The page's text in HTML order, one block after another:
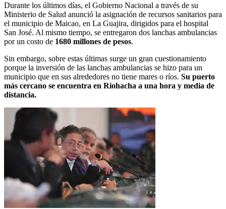
Durante los últimos días, el Gobierno Nacional a través de su
Ministerio de Salud anunció la asignación de recursos sanitarios para
el municipio de Maicao, en La Guajira, dirigidos para el hospital
San José. Al mismo tiempo, se entregaron dos lanchas ambulancias
por un costo de 1680 millones de pesos.
Sin embargo, sobre estas últimas surge un gran cuestionamiento
porque la inversión de las lanchas ambulancias se hizo para un
municipio que en sus alrededores no tiene mares o ríos. Su puerto
más cercano se encuentra en Riohacha a una hora y media de
distancia.